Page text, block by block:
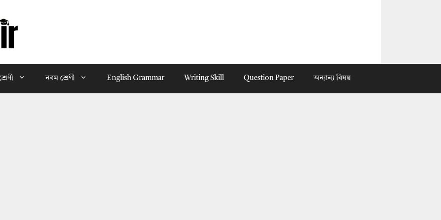
নবম শ্রেণী English Grammar Writing Skill Question Paper অন্যান্য বিষয়